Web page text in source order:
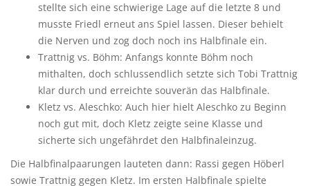
stellte sich eine schwierige Lage auf die letzte 8 und
musste Friedl erneut ans Spiel lassen. Dieser behielt
die Nerven und zog doch noch ins Halbfinale ein.
Trattnig vs. Böhm: Anfangs konnte Böhm noch
mithalten, doch schlussendlich setzte sich Tobi Trattnig
klar durch und erreichte souverän das Halbfinale.
Kletz vs. Aleschko: Auch hier hielt Aleschko zu Beginn
noch gut mit, doch Kletz zeigte seine Klasse und
sicherte sich ungefährdet den Halbfinaleinzug.
Die Halbfinalpaarungen lauteten dann: Rassi gegen Höberl
sowie Trattnig gegen Kletz. Im ersten Halbfinale spielte